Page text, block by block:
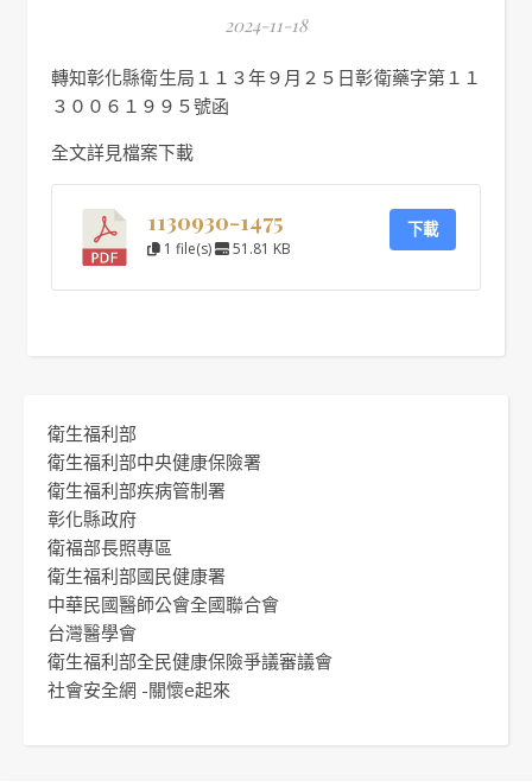
2024-11-18
轉知彰化縣衛生局１１３年９月２５日彰衛藥字第１１
３００６１９９５號函
全文詳見檔案下載
1130930-1475
1 file(s) 51.81 KB
下載
衛生福利部
衛生福利部中央健康保險署
衛生福利部疾病管制署
彰化縣政府
衛福部長照專區
衛生福利部國民健康署
中華民國醫師公會全國聯合會
台灣醫學會
衛生福利部全民健康保險爭議審議會
社會安全網 -關懷e起來